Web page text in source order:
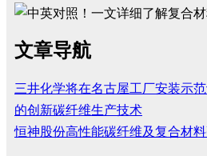
文章导航
三井化学将在名古屋工厂安装示
的创新碳纤维生产技术
恒神股份高性能碳纤维及复合材